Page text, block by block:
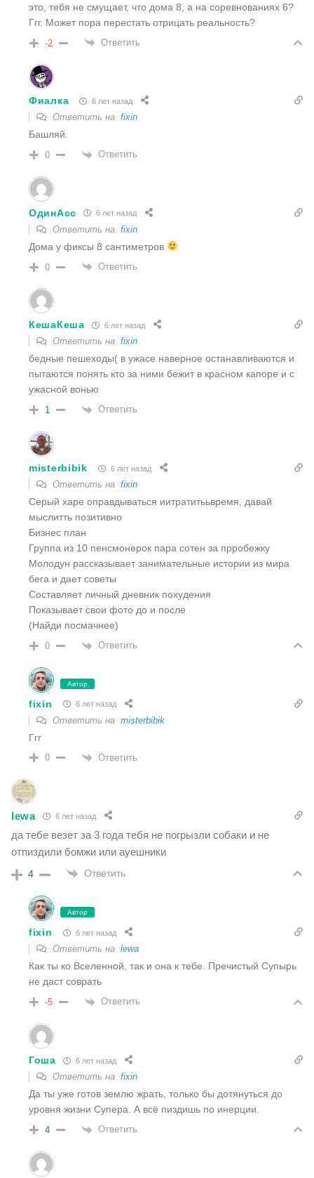
это, тебя не смущает, что дома 8, а на соревнованиях 6?
Ггг. Может пора перестать отрицать реальность?
-2 Ответить
Фиалка 6 лет назад
Ответить на fixin
Башляй.
0 Ответить
ОдинАсс 6 лет назад
Ответить на fixin
Дома у фиксы 8 сантиметров
0 Ответить
КешаКеша 6 лет назад
Ответить на fixin
бедные пешеходы( в ужасе наверное останавливаются и
пытаются понять кто за ними бежит в красном капоре и с
ужасной вонью
1 Ответить
misterbibik 6 лет назад
Ответить на fixin
Серый харе оправдываться иитратитььвремя, давай
мыслитть позитивно
Бизнес план
Группа из 10 пенсмонерок пара сотен за прробежку
Молодун рассказывает занимательные истории из мира
бега и дает советы
Составляет личный дневник похудения
Показывает свои фото до и после
(Найди посмачнее)
0 Ответить
Автор
fixin 6 лет назад
Ответить на misterbibik
Ггг
0 Ответить
lewa 6 лет назад
да тебе везет за 3 года тебя не погрызли собаки и не
отпиздили бомжи или ауешники
4 Ответить
Автор
fixin 6 лет назад
Ответить на lewa
Как ты ко Вселенной, так и она к тебе. Пречистый Супырь
не даст соврать
-5 Ответить
Гоша 6 лет назад
Ответить на fixin
Да ты уже готов землю жрать, только бы дотянуться до
уровня жизни Супера. А всё пиздишь по инерции.
4 Ответить